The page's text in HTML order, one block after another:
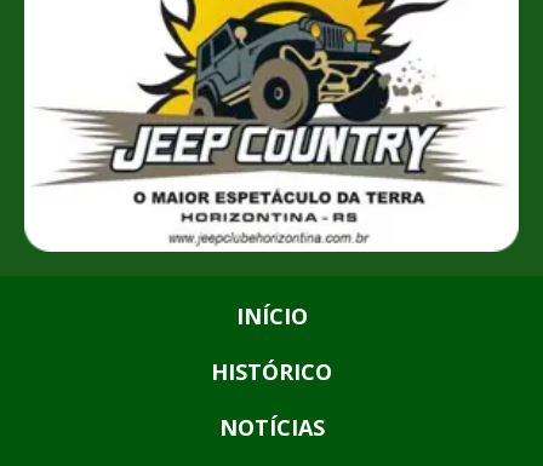
INÍCIO
HISTÓRICO
NOTÍCIAS